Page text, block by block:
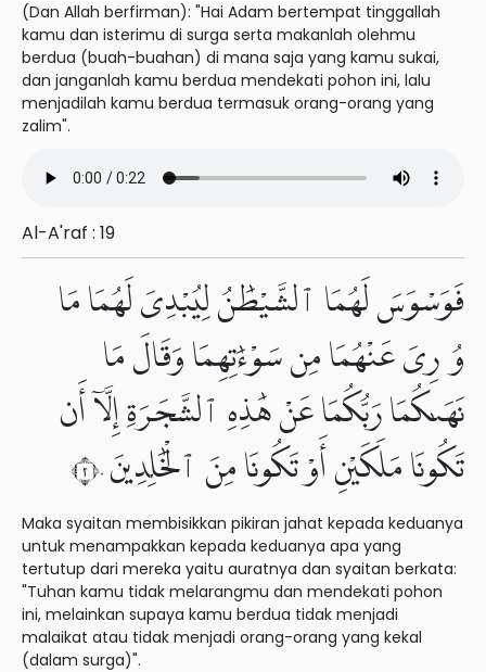
(Dan Allah berfirman): "Hai Adam bertempat tinggallah
kamu dan isterimu di surga serta makanlah olehmu
berdua (buah-buahan) di mana saja yang kamu sukai,
dan janganlah kamu berdua mendekati pohon ini, lalu
menjadilah kamu berdua termasuk orang-orang yang
zalim".
Al-A'raf : 19
فَوَسْوَسَ لَهُمَا ٱلشَّيْطَٰنُ لِيُبْدِىَ لَهُمَا مَا
وُۥرِىَ عَنْهُمَا مِن سَوْءَٰتِهِمَا وَقَالَ مَا
نَهَىٰكُمَا رَبُّكُمَا عَنْ هَٰذِهِ ٱلشَّجَرَةِ إِلَّآ أَن
تَكُونَا مَلَكَيْنِ أَوْ تَكُونَا مِنَ ٱلْخَٰلِدِينَ ٢٠
Maka syaitan membisikkan pikiran jahat kepada keduanya
untuk menampakkan kepada keduanya apa yang
tertutup dari mereka yaitu auratnya dan syaitan berkata:
"Tuhan kamu tidak melarangmu dan mendekati pohon
ini, melainkan supaya kamu berdua tidak menjadi
malaikat atau tidak menjadi orang-orang yang kekal
(dalam surga)".